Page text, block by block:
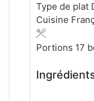
Type de plat
Cuisine
Portions 17